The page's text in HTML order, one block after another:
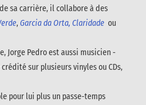
sa carrière, il collabore à des
,Garcia da Orta, Claridade ou
Jorge Pedro est aussi musicien -
sur plusieurs vinyles ou CDs,
pour lui plus un passe-temps